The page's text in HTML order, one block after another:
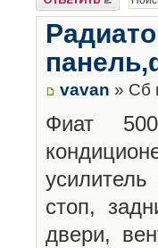
vavan » Сб
Фиат
стоп,
двери,